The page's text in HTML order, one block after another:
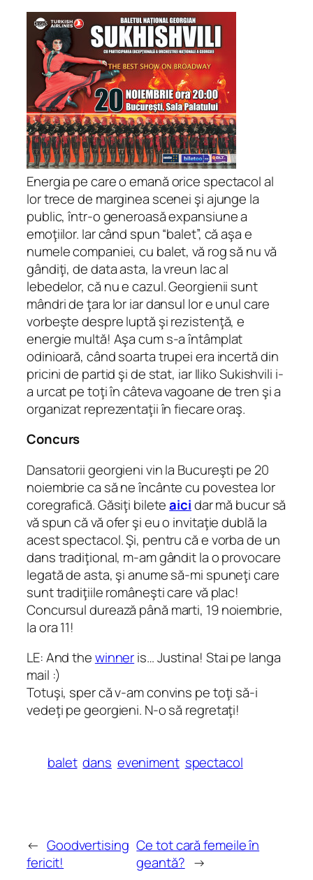
Energia pe care o emană orice spectacol al
lor trece de marginea scenei şi ajunge la
public, într-o generoasă expansiune a
emoţiilor. Iar când spun “balet”, că aşa e
numele companiei, cu balet, vă rog să nu vă
gândiţi, de data asta, la vreun lac al
lebedelor, că nu e cazul. Georgienii sunt
mândri de ţara lor iar dansul lor e unul care
vorbeşte despre luptă şi rezistenţă, e
energie multă! Aşa cum s-a întâmplat
odinioară, când soarta trupei era incertă din
pricini de partid şi de stat, iar Iliko Sukishvili i-
a urcat pe toţi în câteva vagoane de tren şi a
organizat reprezentaţii în fiecare oraş.
Concurs
Dansatorii georgieni vin la Bucureşti pe 20
noiembrie ca să ne încânte cu povestea lor
coregrafică. Găsiţi bileteaicidar mă bucur să
vă spun că vă ofer şi eu o invitaţie dublă la
acest spectacol. Şi, pentru că e vorba de un
dans tradiţional, m-am gândit la o provocare
legată de asta, şi anume să-mi spuneţi care
sunt tradiţiile româneşti care vă plac!
Concursul durează până marti, 19 noiembrie,
la ora 11!
LE: And thewinneris… Justina! Stai pe langa
mail :)
Totuşi, sper că v-am convins pe toţi să-i
vedeţi pe georgieni. N-o să regretaţi!
balet dans eveniment spectacol
← Goodvertising
fericit!
Ce tot cară femeile în
geantă? →